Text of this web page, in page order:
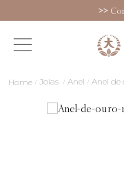
>>
Joias Anel Anel de